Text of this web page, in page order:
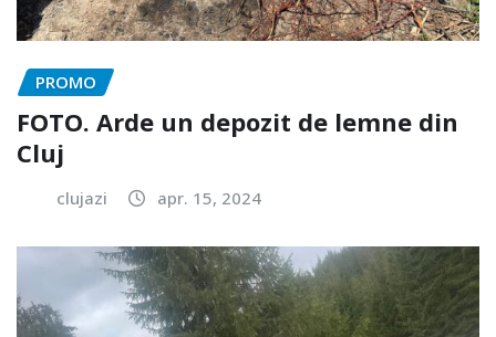
PROMO
FOTO. Arde un depozit de lemne din
Cluj
clujazi apr. 15, 2024